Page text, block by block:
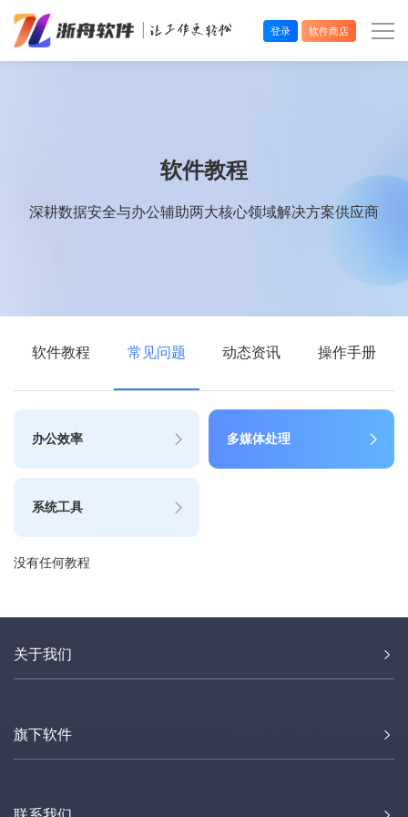
登录 软件商店
软件教程
深耕数据安全与办公辅助两大核心领域解决方案供应商
软件教程 常见问题 动态资讯 操作手册
办公效率 多媒体处理
系统工具
没有任何教程
关于我们
旗下软件